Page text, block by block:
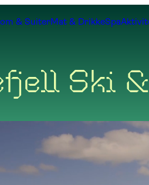
& SuiterMat & DrikkeSpa
Ski